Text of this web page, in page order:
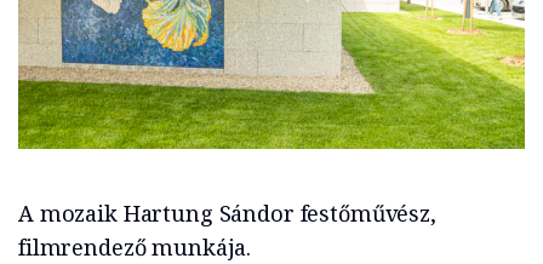
A mozaik Hartung Sándor festőművész,
filmrendező munkája.